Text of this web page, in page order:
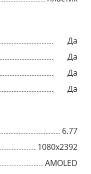
Да
Да
Да
Да
6.77
1080x2392
AMOLED